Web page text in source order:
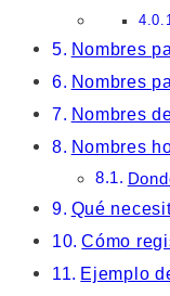
Nombres
Nombres
Nombres
Nombres
Qué
Cómo
Ejemplo